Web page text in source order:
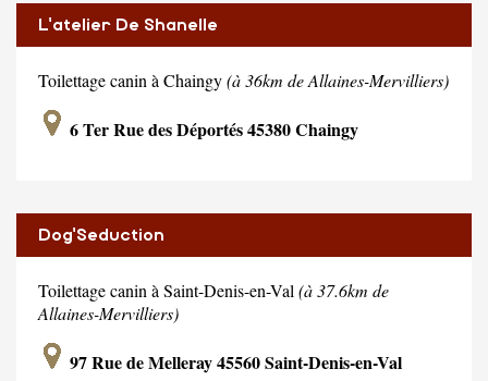
L'atelier De Shanelle
Toilettage canin à Chaingy(à 36km de Allaines-Mervilliers)
6 Ter Rue des Déportés 45380 Chaingy
Dog'Seduction
Toilettage canin à Saint-Denis-en-Val (à 37.6km de
Allaines-Mervilliers)
97 Rue de Melleray 45560 Saint-Denis-en-Val